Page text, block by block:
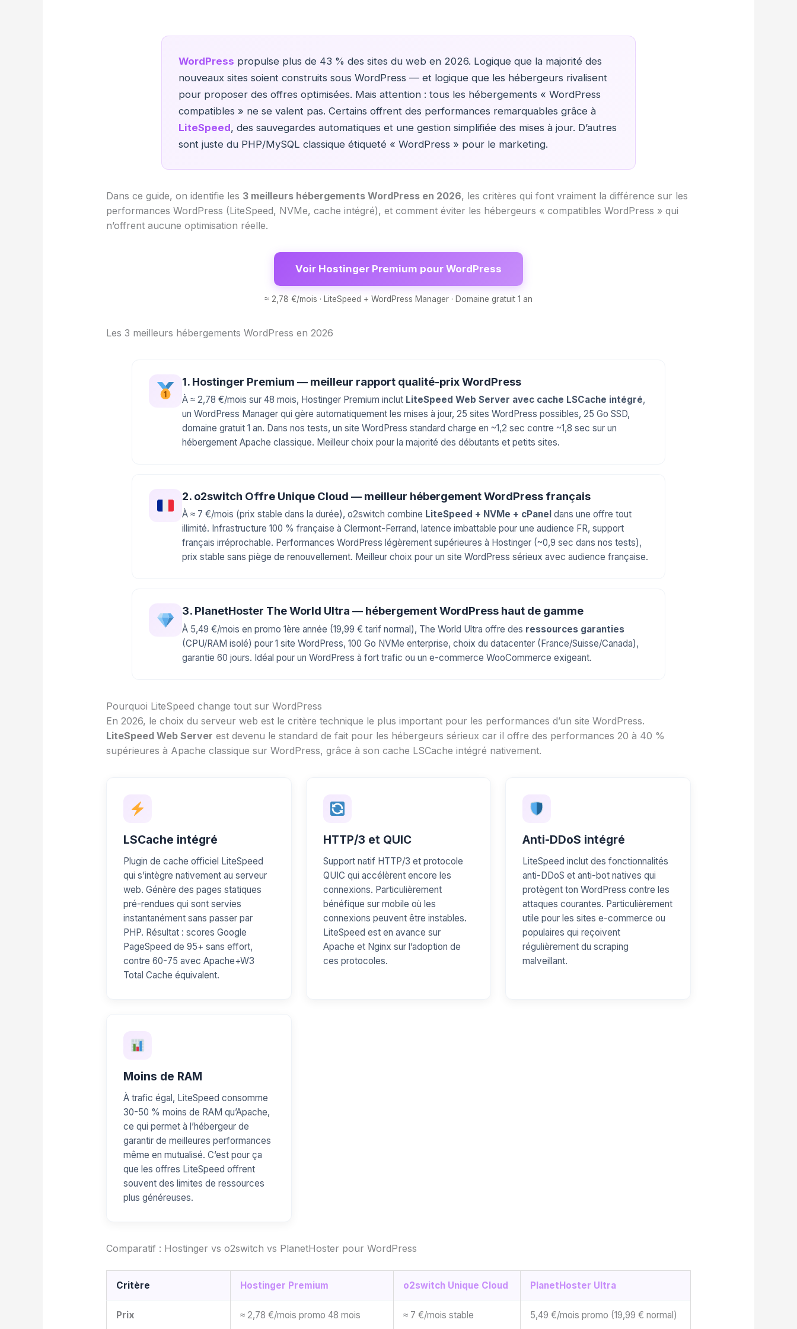
WordPress propulse plus de 43 % des sites du web en 2026. Logique que la majorité des
nouveaux sites soient construits sous WordPress — et logique que les hébergeurs rivalisent
pour proposer des offres optimisées. Mais attention : tous les hébergements « WordPress
compatibles » ne se valent pas. Certains offrent des performances remarquables grâce à
LiteSpeed, des sauvegardes automatiques et une gestion simplifiée des mises à jour. D’autres
sont juste du PHP/MySQL classique étiqueté « WordPress » pour le marketing.
Dans ce guide, on identifie les 3 meilleurs hébergements WordPress en 2026, les critères qui font vraiment la différence sur les
performances WordPress (LiteSpeed, NVMe, cache intégré), et comment éviter les hébergeurs « compatibles WordPress » qui
n’offrent aucune optimisation réelle.
Voir Hostinger Premium pour WordPress
≈ 2,78 €/mois · LiteSpeed + WordPress Manager · Domaine gratuit 1 an
Les 3 meilleurs hébergements WordPress en 2026
1. Hostinger Premium — meilleur rapport qualité-prix WordPress
À ≈ 2,78 €/mois sur 48 mois, Hostinger Premium inclut LiteSpeed Web Server avec cache LSCache intégré,
un WordPress Manager qui gère automatiquement les mises à jour, 25 sites WordPress possibles, 25 Go SSD,
domaine gratuit 1 an. Dans nos tests, un site WordPress standard charge en ~1,2 sec contre ~1,8 sec sur un
hébergement Apache classique. Meilleur choix pour la majorité des débutants et petits sites.
2. o2switch Offre Unique Cloud — meilleur hébergement WordPress français
À ≈ 7 €/mois (prix stable dans la durée), o2switch combine LiteSpeed + NVMe + cPanel dans une offre tout
illimité. Infrastructure 100 % française à Clermont-Ferrand, latence imbattable pour une audience FR, support
français irréprochable. Performances WordPress légèrement supérieures à Hostinger (~0,9 sec dans nos tests),
prix stable sans piège de renouvellement. Meilleur choix pour un site WordPress sérieux avec audience française.
3. PlanetHoster The World Ultra — hébergement WordPress haut de gamme
À 5,49 €/mois en promo 1ère année (19,99 € tarif normal), The World Ultra offre des ressources garanties
(CPU/RAM isolé) pour 1 site WordPress, 100 Go NVMe enterprise, choix du datacenter (France/Suisse/Canada),
garantie 60 jours. Idéal pour un WordPress à fort trafic ou un e-commerce WooCommerce exigeant.
Pourquoi LiteSpeed change tout sur WordPress
En 2026, le choix du serveur web est le critère technique le plus important pour les performances d’un site WordPress.
LiteSpeed Web Server est devenu le standard de fait pour les hébergeurs sérieux car il offre des performances 20 à 40 %
supérieures à Apache classique sur WordPress, grâce à son cache LSCache intégré nativement.
LSCache intégré
Plugin de cache officiel LiteSpeed
qui s’intègre nativement au serveur
web. Génère des pages statiques
pré-rendues qui sont servies
instantanément sans passer par
PHP. Résultat : scores Google
PageSpeed de 95+ sans effort,
contre 60-75 avec Apache+W3
Total Cache équivalent.
HTTP/3 et QUIC
Support natif HTTP/3 et protocole
QUIC qui accélèrent encore les
connexions. Particulièrement
bénéfique sur mobile où les
connexions peuvent être instables.
LiteSpeed est en avance sur
Apache et Nginx sur l’adoption de
ces protocoles.
Anti-DDoS intégré
LiteSpeed inclut des fonctionnalités
anti-DDoS et anti-bot natives qui
protègent ton WordPress contre les
attaques courantes. Particulièrement
utile pour les sites e-commerce ou
populaires qui reçoivent
régulièrement du scraping
malveillant.
Moins de RAM
À trafic égal, LiteSpeed consomme
30-50 % moins de RAM qu’Apache,
ce qui permet à l’hébergeur de
garantir de meilleures performances
même en mutualisé. C’est pour ça
que les offres LiteSpeed offrent
souvent des limites de ressources
plus généreuses.
Comparatif : Hostinger vs o2switch vs PlanetHoster pour WordPress
Critère Hostinger Premium o2switch Unique Cloud PlanetHoster Ultra
Prix ≈ 2,78 €/mois promo 48 mois ≈ 7 €/mois stable 5,49 €/mois promo (19,99 € normal)